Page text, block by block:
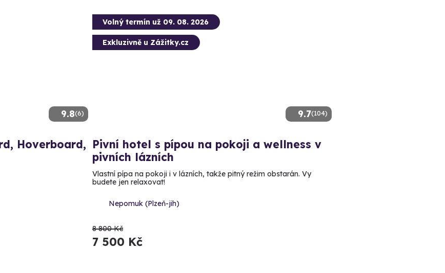
9.8(6)
Hoverboard,
9.7(104)
Volný termín už 09. 08. 2026
Exkluzivně u Zážitky.cz
Pivní hotel s pípou na pokoji a wellness v
pivních lázních
Vlastní pípa na pokoji i v lázních, takže pitný režim obstarán. Vy
budete jen relaxovat!
Nepomuk (Plzeň-jih)
8 800 Kč
7 500 Kč